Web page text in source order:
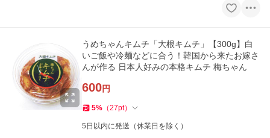
うめちゃんキムチ「大根キムチ」【300g】白
いご飯や冷麺などに合う！韓国から来たお嫁さ
んが作る 日本人好みの本格キムチ 梅ちゃん
600円
5% （27pt）
5日以内に発送（休業日を除く）